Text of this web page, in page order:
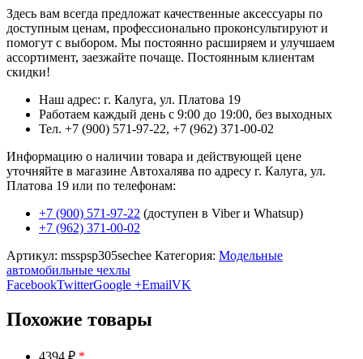
Здесь вам всегда предложат качественные аксессуары по
доступным ценам, профессионально проконсультируют и
помогут с выбором. Мы постоянно расширяем и улучшаем
ассортимент, заезжайте почаще. Постоянным клиентам
скидки!
Наш адрес: г. Калуга, ул. Платова 19
Работаем каждый день с 9:00 до 19:00, без выходных
Тел. +7 (900) 571-97-22, +7 (962) 371-00-02
Информацию о наличии товара и действующей цене
уточняйте в магазине Автохалява по адресу г. Калуга, ул.
Платова 19 или по телефонам:
+7 (900) 571-97-22 (доступен в Viber и Whatsup)
+7 (962) 371-00-02
Артикул: msspsp305sechee Категория: Модельные
автомобильные чехлы
FacebookTwitterGoogle +EmailVK
Похожие товары
4394 ₽ *